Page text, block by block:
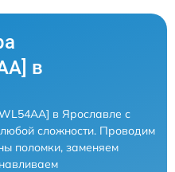
в
в Ярославле с
сложности. Проводим
поломки, заменяем